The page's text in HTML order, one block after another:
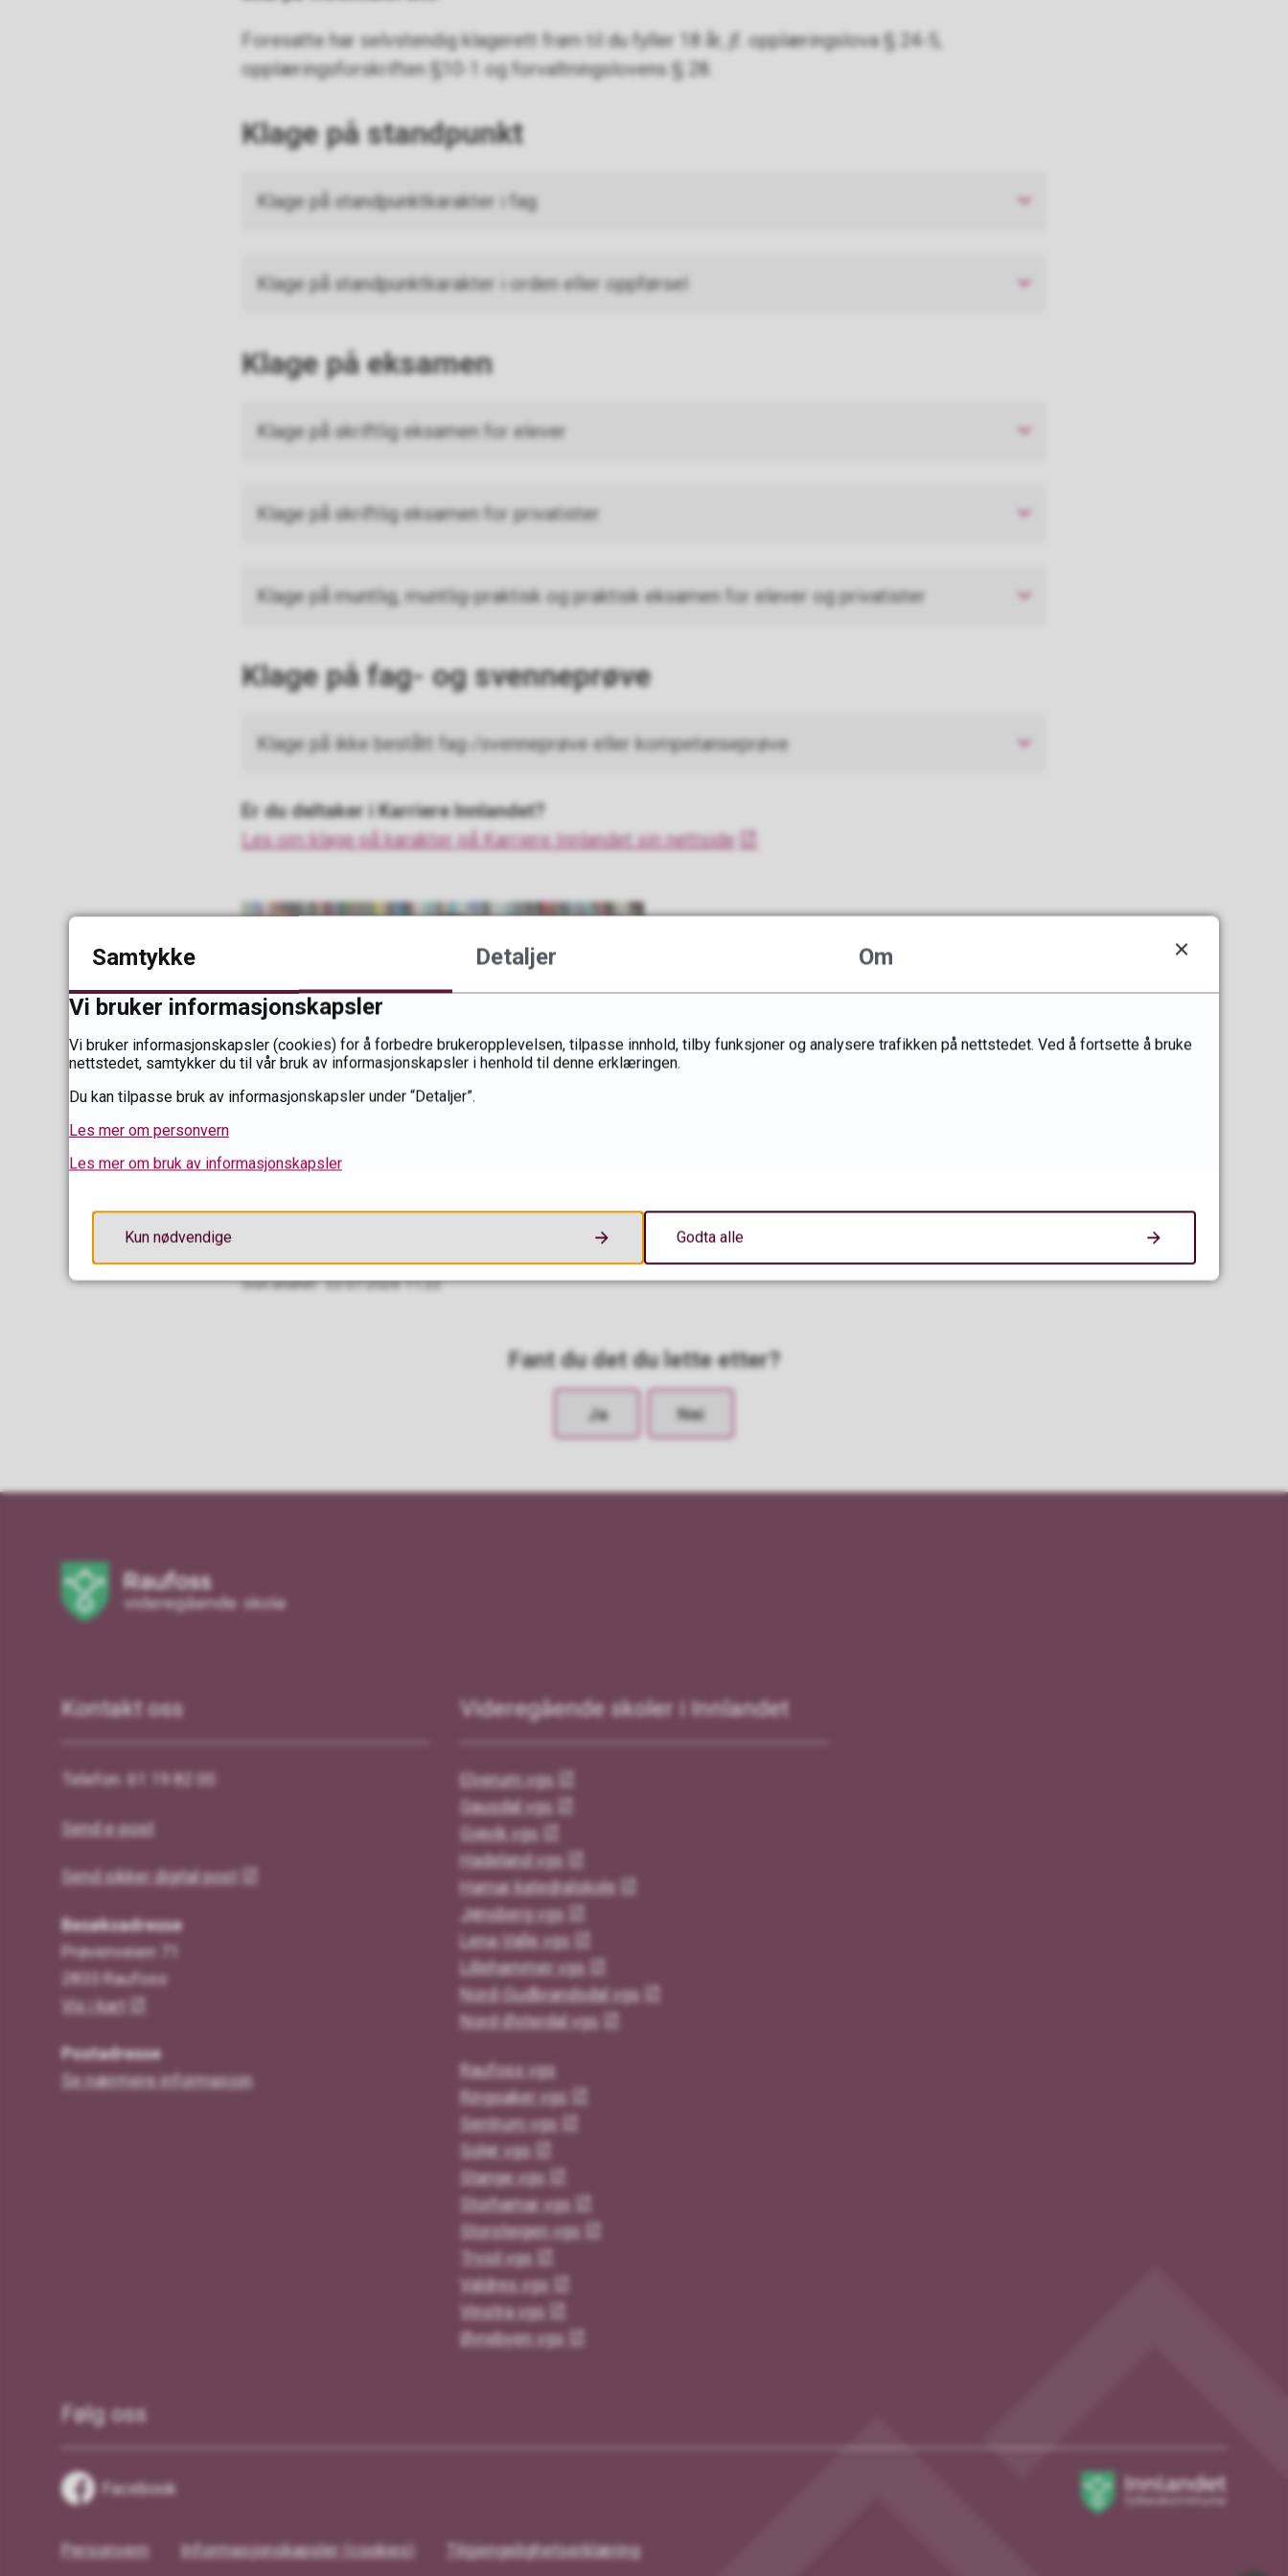
Foresatte har selvstendig klagerett fram til du fyller 18 år, jf. opplæringslova § 24-5,
opplæringsforskriften §10-1 og forvaltningslovens § 28.
Klage på standpunkt
Klage på standpunktkarakter i fag
Klage på standpunktkarakter i orden eller oppførsel
Klage på eksamen
Klage på skriftlig eksamen for elever
Klage på skriftlig eksamen for privatister
Klage på muntlig, muntlig-praktisk og praktisk eksamen for elever og privatister
Klagepå fag- og svenneprøve
Klage på ikke bestått fag-/svenneprøve eller kompetanseprøve
Er du deltaker i Karriere Innlandet?
Les om klage på karakter på Karriere Innlandet sin nettside
Sist endret 22.07.2026 11.22
Fant du det du lette etter?
Ja Nei
Kontakt oss
Telefon: 61 19 82 00
Send e-post
Send sikker digital post
Besøksadresse
Prøvenveien 71
2833 Raufoss
Vis i kart
Postadresse
Se nærmere informasjon
Videregående skoler i Innlandet
Elverum vgs
Gausdal vgs
Gjøvik vgs
Hadeland vgs
Hamar katedralskole
Jønsberg vgs
Lena-Valle vgs
Lillehammer vgs
Nord-Gudbrandsdal vgs
Nord-Østerdal vgs
Raufoss vgs
Ringsaker vgs
Sentrum vgs
Solør vgs
Stange vgs
Storhamar vgs
Storsteigen vgs
Trysil vgs
Valdres vgs
Vinstra vgs
Øvrebyen vgs
Følg oss
Facebook
Innlandet
Personvern
Informasjonskapsler (cookies) Tilgjengelighetserklæring
Samtykke Detaljer
Om
Vi bruker informasjonskapsler
Vi bruker informasjonskapsler (cookies) for å forbedre brukeropplevelsen, tilpasse innhold, tilby funksjoner og analysere trafikken på nettstedet. Ved å fortsette å bruke
nettstedet, samtykker du til vår bruk av informasjonskapsler i henhold til denne erklæringen.
Du kan tilpasse bruk av informasjonskapsler under “Detaljer”.
Les mer om personvern
Les mer om bruk av informasjonskapsler
Kun nødvendige Godta alle